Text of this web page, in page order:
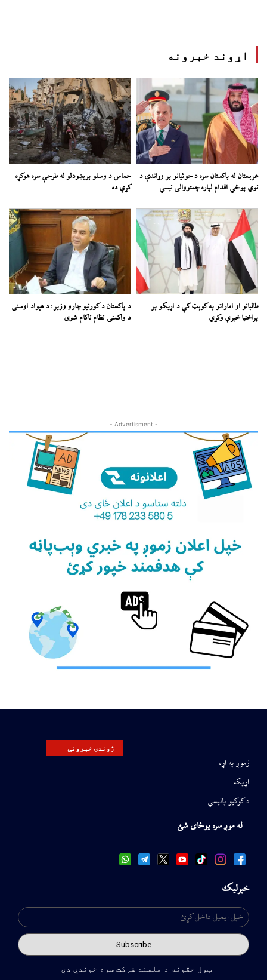
اړوند خبرونه
عربستان له پاکستان سره د حوثیانو پر وړاندې د
نوي پوځي اقدام لپاره چمتووالی نیسي
حماس د وسلو پرېښودلو له طرحې سره هوکړه
کړې ده
طالبانو او اماراتو په کوېټ کې د اړیکو پر
پراختیا خبرې وکړي
د پاکستان د کورنیو چارو وزیر: د هېواد اوسنی
د واکمنۍ نظام ناکام شوی
- Advertisment -
ژوندۍ خپرونې
زموږ په اړه
اړیکه
د کوکیو پالیسي
له موږ سره یوځای شئ
خبرلیک
ټول حقونه د هلمند شرکت سره خوندي دي